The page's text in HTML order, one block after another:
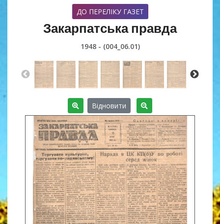
ДО ПЕРЕЛІКУ ГАЗЕТ
Закарпатська правда
1948 - (004_06.01)
Відновити